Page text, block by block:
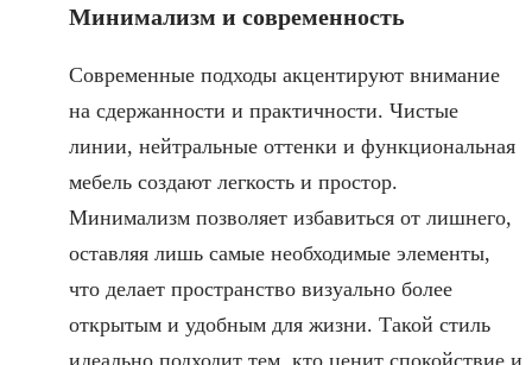
Минимализм и современность
Современные подходы акцентируют внимание
на сдержанности и практичности. Чистые
линии, нейтральные оттенки и функциональная
мебель создают легкость и простор.
Минимализм позволяет избавиться от лишнего,
оставляя лишь самые необходимые элементы,
что делает пространство визуально более
открытым и удобным для жизни. Такой стиль
идеально подходит тем, кто ценит спокойствие и